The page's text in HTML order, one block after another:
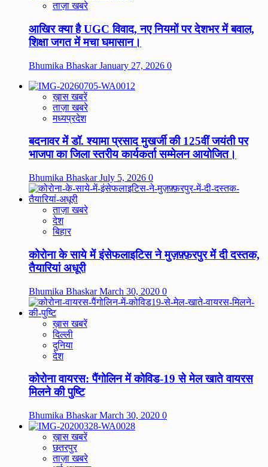
ताज़ा खबरे
आखिर क्या है UGC विवाद, नए नियमों पर देशभर में बवाल,
शिक्षा जगत में मचा घमासान।
Bhumika BhaskarJanuary 27, 2026 0
ख़ास खबरें
ताज़ा खबरे
मध्यप्रदेश
बदनावर में डॉ. श्यामा प्रसाद मुखर्जी की 125वीं जयंती पर
भाजपा का जिला स्तरीय कार्यकर्ता सम्मेलन आयोजित।
Bhumika BhaskarJuly 5, 2026 0
ताज़ा खबरे
देश
बिहार
कोरोना के साये में इंसेफलाइटिस ने मुज़फ़्फ़रपुर में दी दस्तक,
तैयारियां अधूरी
Bhumika BhaskarMarch 30, 2020 0
ख़ास खबरें
दिल्ली
दुनिया
देश
कोरोना वायरस: पैंगोलिन में कोविड-19 से मेल खाते वायरस
मिलने की पुष्टि
Bhumika BhaskarMarch 30, 2020 0
ख़ास खबरें
छतरपुर
ताज़ा खबरे